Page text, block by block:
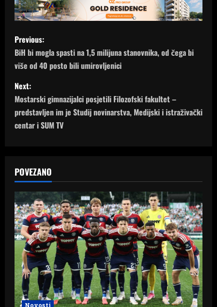
P
o
s
t
n
i
g
a
t
i
o
n
Previous:
BiH bi mogla spasti na 1,5 milijuna stanovnika, od čega bi
više od 40 posto bili umirovljenici
Next:
Mostarski gimnazijalci posjetili Filozofski fakultet –
predstavljen im je Studij novinarstva, Medijski i istraživački
centar i SUM TV
POVEZANO
Novosti